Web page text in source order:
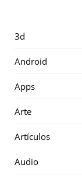
3d
Android
Apps
Arte
Artículos
Audio